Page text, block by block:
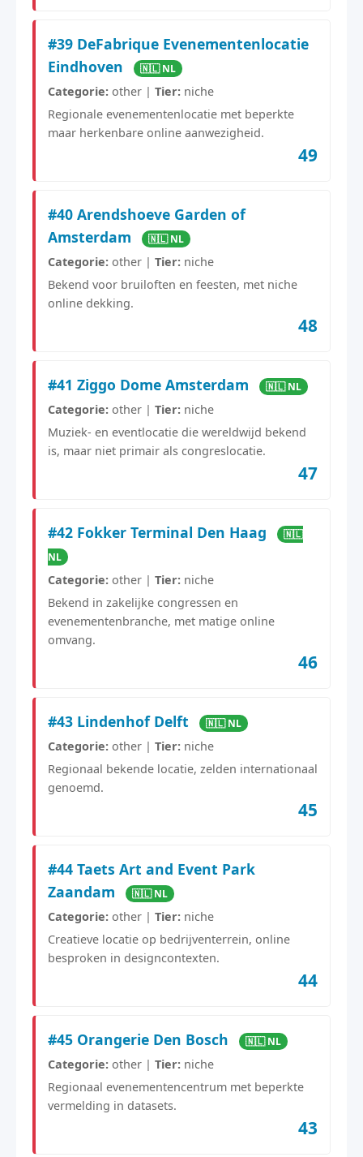
#39 DeFabrique Evenementenlocatie
Eindhoven
🇳🇱 NL
Categorie: other | Tier: niche
Regionale evenementenlocatie met beperkte
maar herkenbare online aanwezigheid.
49
#40 Arendshoeve Garden of
Amsterdam
🇳🇱 NL
Categorie: other | Tier: niche
Bekend voor bruiloften en feesten, met niche
online dekking.
48
#41 Ziggo Dome Amsterdam 🇳🇱 NL
Categorie: other | Tier: niche
Muziek- en eventlocatie die wereldwijd bekend
is, maar niet primair als congreslocatie.
47
#42 Fokker Terminal Den Haag
🇳🇱
NL
Categorie: other | Tier: niche
Bekend in zakelijke congressen en
evenementenbranche, met matige online
omvang.
46
#43 Lindenhof Delft 🇳🇱 NL
Categorie: other | Tier: niche
Regionaal bekende locatie, zelden internationaal
genoemd.
45
#44 Taets Art and Event Park
Zaandam
🇳🇱 NL
Categorie: other | Tier: niche
Creatieve locatie op bedrijventerrein, online
besproken in designcontexten.
44
#45 Orangerie Den Bosch 🇳🇱 NL
Categorie: other | Tier: niche
Regionaal evenementencentrum met beperkte
vermelding in datasets.
43